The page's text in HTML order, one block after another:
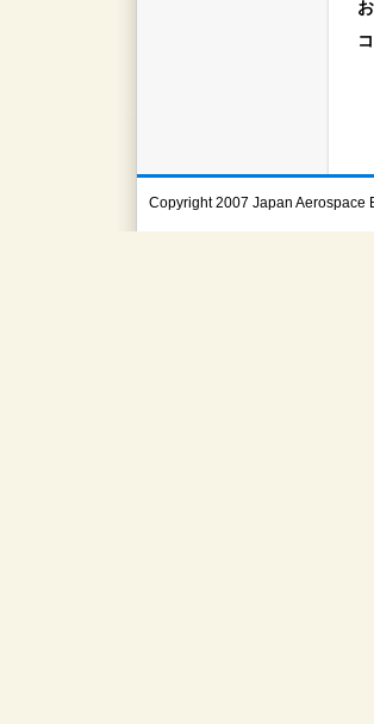
Copyright 2007 Japan Aerospace